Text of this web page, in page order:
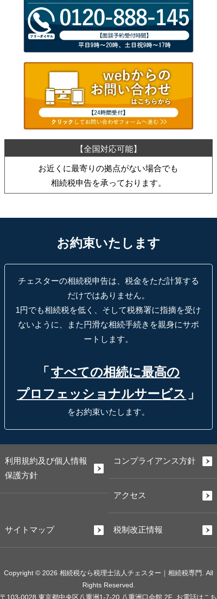
お近くに最寄りの拠点がない場合でも
相続税申告を承っております。
お約束いたします
チェスターの相続税申告は、税金をただ計算する
だけではありません。
1円でも相続税を低く、そして税務署に指摘を受け
ないように、
また円滑な相続手続きを親身にサポ
ートします。
「 すべての相続に最高の
プロフェッショナルサービス 」
をお約束いたします。
利用規約及び個人情報
保護方針
コンプライアンス方針
アクセス
サイトマップ 税制改正情報
Copyright © 2026 相続税なら税理士法人チェスター｜相続税専門. All
Rights Reserved.
〒103-0028 東京都中央区八重洲1-7-20 八重洲口会館 2F お電話はこち